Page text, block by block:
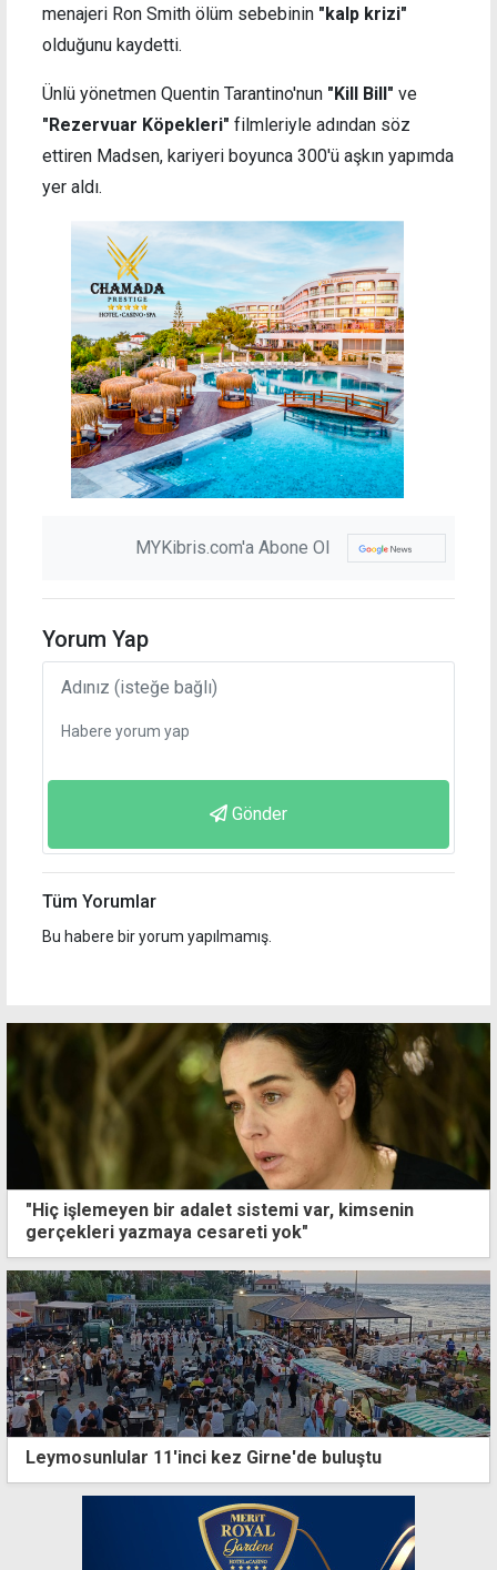
menajeri Ron Smith ölüm sebebinin "kalp krizi"
olduğunu kaydetti.
Ünlü yönetmen Quentin Tarantino'nun "Kill Bill" ve
"Rezervuar Köpekleri" filmleriyle adından söz
ettiren Madsen, kariyeri boyunca 300'ü aşkın yapımda
yer aldı.
MYKibris.com'a Abone Ol
Yorum Yap
Gönder
Tüm Yorumlar
Bu habere bir yorum yapılmamış.
"Hiç işlemeyen bir adalet sistemi var, kimsenin
gerçekleri yazmaya cesareti yok"
Leymosunlular 11'inci kez Girne'de buluştu